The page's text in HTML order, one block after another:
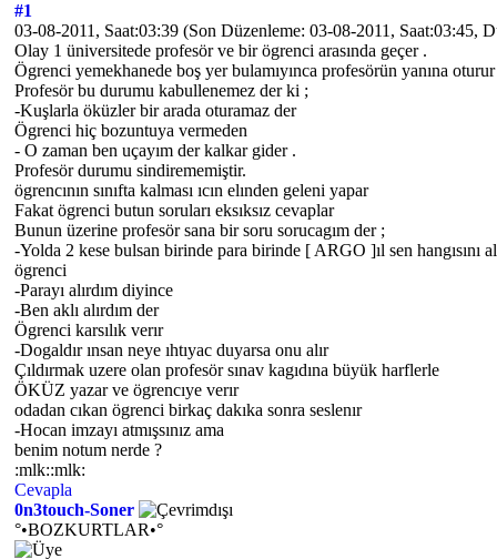
#1
03-08-2011, Saat:03:39 (Son Düzenleme: 03-08-2011, Saat:03:45,
Olay 1 üniversitede profesör ve bir ögrenci arasında geçer .
Ögrenci yemekhanede boş yer bulamıyınca profesörün yanına oturur
Profesör bu durumu kabullenemez der ki ;
-Kuşlarla öküzler bir arada oturamaz der
Ögrenci hiç bozuntuya vermeden
- O zaman ben uçayım der kalkar gider .
Profesör durumu sindirememiştir.
ögrencının sınıfta kalması ıcın elınden geleni yapar
Fakat ögrenci butun soruları eksıksız cevaplar
Bunun üzerine profesör sana bir soru sorucagım der ;
-Yolda 2 kese bulsan birinde para birinde [ ARGO ]ıl sen hangısını
ögrenci
-Parayı alırdım diyince
-Ben aklı alırdım der
Ögrenci karsılık verır
-Dogaldır ınsan neye ıhtıyac duyarsa onu alır
Çıldırmak uzere olan profesör sınav kagıdına büyük harflerle
ÖKÜZ yazar ve ögrencıye verır
odadan cıkan ögrenci birkaç dakıka sonra seslenır
-Hocan imzayı atmışsınız ama
benim notum nerde ?
:mlk::mlk:
Cevapla
0n3touch-Soner
°•BOZKURTLAR•°